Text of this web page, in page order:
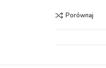
Porównaj